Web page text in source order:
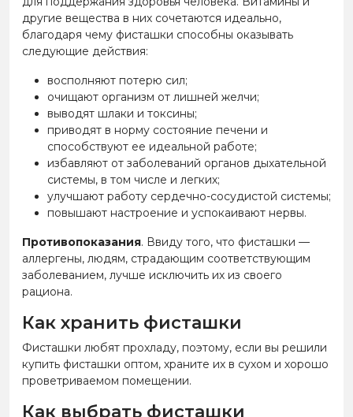
другие вещества в них сочетаются идеально,
благодаря чему фисташки способны оказывать
следующие действия:
восполняют потерю сил;
очищают организм от лишней желчи;
выводят шлаки и токсины;
приводят в норму состояние печени и
способствуют ее идеальной работе;
избавляют от заболеваний органов дыхательной
системы, в том числе и легких;
улучшают работу сердечно-сосудистой системы;
повышают настроение и успокаивают нервы.
Противопоказания. Ввиду того, что фисташки —
аллергены, людям, страдающим соответствующим
заболеванием, лучше исключить их из своего
рациона.
Как хранить фисташки
Фисташки любят прохладу, поэтому, если вы решили
купить фисташки оптом, храните их в сухом и хорошо
проветриваемом помещении.
Как выбрать фисташки